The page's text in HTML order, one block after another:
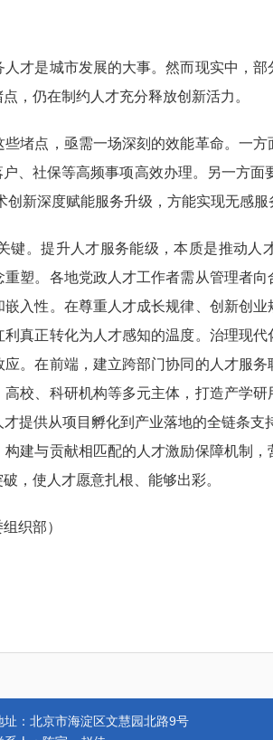
是城市发展的大事。然而现实中，部
，仍在制约人才充分释放创新活力。
点，亟需一场深刻的效能革命。一方
、社保等高频事项高效办理。另一方面
新深度赋能服务升级，方能实现无感服
。提升人才服务能级，本质是推动人
塑。各地党政人才工作者需从管理者
入性。在尊重人才成长规律、创新创
真正转化为人才感知的温度。治理现
。在前端，建立跨部门协同的人才服
校、科研机构等多元主体，打造产学
提供从项目孵化到产业落地的全链条支
建与贡献相匹配的人才激励保障机制
，使人才愿意扎根、能够出彩。
织部）
址：北京市海淀区文慧园北路9号